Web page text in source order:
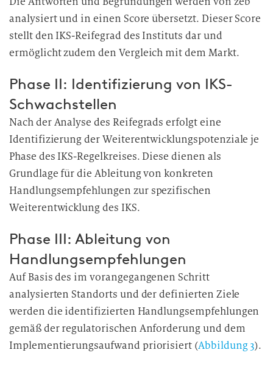
analysiert und in einen Score übersetzt. Dieser Score
stellt den IKS-Reifegrad des Instituts dar und
ermöglicht zudem den Vergleich mit dem Markt.
Phase II: Identifizierung von IKS-
Schwachstellen
Nach der Analyse des Reifegrads erfolgt eine
Identifizierung der Weiterentwicklungspotenziale je
Phase des IKS-Regelkreises. Diese dienen als
Grundlage für die Ableitung von konkreten
Handlungsempfehlungen zur spezifischen
Weiterentwicklung des IKS.
Phase III: Ableitung von
Handlungsempfehlungen
Auf Basis des im vorangegangenen Schritt
analysierten Standorts und der definierten Ziele
werden die identifizierten Handlungsempfehlungen
gemäß der regulatorischen Anforderung und dem
Implementierungsaufwand priorisiert (Abbildung 3).